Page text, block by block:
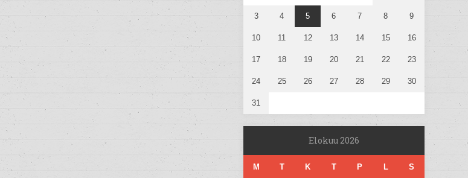
3 4 5 6 7 8 9
10 11 12 13 14 15 16
17 18 19 20 21 22 23
24 25 26 27 28 29 30
31
Elokuu 2026
M T K T P L S